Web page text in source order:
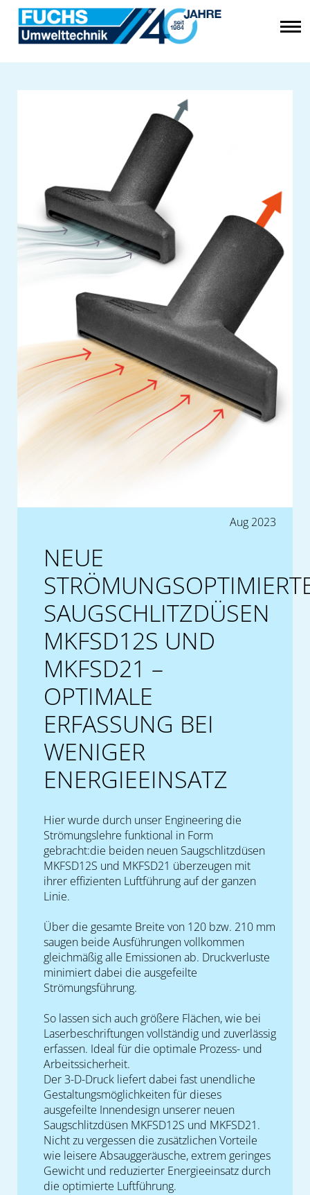
Aug 2023
NEUE
SAUGSCHLITZDÜSEN
MKFSD12S UND
MKFSD21 –
OPTIMALE
ERFASSUNG BEI
WENIGER
ENERGIEEINSATZ
Hier wurde durch unser Engineering die
Strömungslehre funktional in Form
gebracht:die beiden neuen Saugschlitzdüsen
MKFSD12S und MKFSD21 überzeugen mit
ihrer effizienten Luftführung auf der ganzen
Linie.
Über die gesamte Breite von 120 bzw. 210 mm
saugen beide Ausführungen vollkommen
gleichmäßig alle Emissionen ab. Druckverluste
minimiert dabei die ausgefeilte
Strömungsführung.
So lassen sich auch größere Flächen, wie bei
Laserbeschriftungen vollständig und zuverlässig
erfassen. Ideal für die optimale Prozess- und
Arbeitssicherheit.
Der 3-D-Druck liefert dabei fast unendliche
Gestaltungsmöglichkeiten für dieses
ausgefeilte Innendesign unserer neuen
Saugschlitzdüsen MKFSD12S und MKFSD21.
Nicht zu vergessen die zusätzlichen Vorteile
wie leisere Absauggeräusche, extrem geringes
Gewicht und reduzierter Energieeinsatz durch
die optimierte Luftführung.